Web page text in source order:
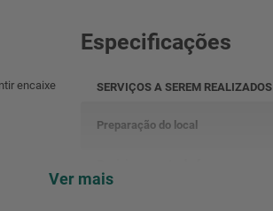
encaixe
Especificações
SERVIÇOS A SEREM REALIZADOS
Preparação do local
Ver mais